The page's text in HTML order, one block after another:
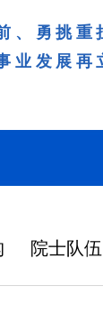
、勇挑
业发展再
院士队伍